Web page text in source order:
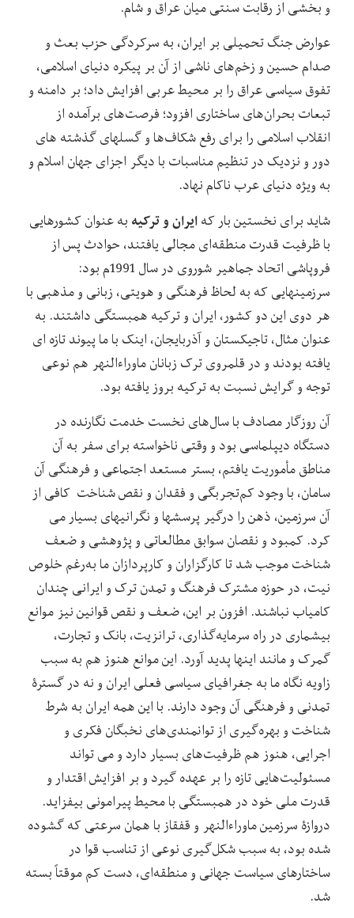
و بخشی از رقابت سنتی میان عراق و شام.
عوارض جنگ تحمیلی بر ایران، به سرکردگی حزب بعث و
صدام حسین و زخم‌های ناشی از آن بر پیکره دنیای اسلامی،
تفوق سیاسی عراق را بر محیط عربی افزایش داد؛ بر دامنه و
تبعات بحران‌های ساختاری افزود؛ فرصت‌های برآمده از
انقلاب اسلامی را برای رفع شکاف‌ها و گسل‏های گذشته‏ های
دور و نزدیک در تنظیم مناسبات با دیگر اجزای جهان اسلام و
به ویژه دنیای عرب ناکام نهاد.
شاید برای نخستین بار کهایران و ترکیه به عنوان کشورهایی
با ظرفیت قدرت منطقه‌ای مجالی یافتند، حوادث پس از
فروپاشی اتحاد جماهیر شوروی در سال 1991م بود:
سرزمین‏هایی که به لحاظ فرهنگی و هویتی، زبانی و مذهبی با
هر دوی این دو کشور، ایران و ترکیه همبستگی داشتند. به
عنوان مثال، تاجیکستان و آذربایجان، اینک با ما پیوند تازه ‏ای
یافته بودند و در قلمروی ترک‏ زبانان ماوراءالنهر هم نوعی
توجه و گرایش نسبت به ترکیه بروز یافته بود.
آن روزگار مصادف با سال‌های نخست خدمت نگارنده در
دستگاه دیپلماسی بود و وقتی ناخواسته برای سفر به آن
مناطق مأموریت یافتم، بستر مستعد اجتماعی و فرهنگی آن
سامان، با وجود کم‌تجربگی و فقدان و نقص شناخت کافی از
آن سرزمین، ذهن را درگیر پرسش‏ها و نگرانی‏های بسیار می
کرد. کمبود و نقصان سوابق مطالعاتی و پژوهشی و ضعف
شناخت موجب شد تا کارگزاران و کارپردازان ما به‌رغم خلوص
نیت، در حوزه مشترک فرهنگ و تمدن ترک و ایرانی چندان
کامیاب نباشند. افزون بر این، ضعف و نقص قوانین نیز موانع
بیشماری در راه سرمایه‌گذاری، ترانزیت، بانک و تجارت،
گمرک و مانند اینها پدید آورد. این موانع هنوز هم به سبب
زاویه نگاه ما به جغرافیای سیاسی فعلی ایران و نه در گسترۀ
تمدنی و فرهنگی آن وجود دارند. با این همه ایران به شرط
شناخت و بهره‌گیری از توانمندی‌های نخبگان فکری و
اجرایی، هنوز هم ظرفیت‌های بسیار دارد و می تواند
مسئولیت‌هایی تازه را بر عهده گیرد و بر افزایش اقتدار و
قدرت ملی خود در همبستگی با محیط پیرامونی بیفزاید.
دروازۀ سرزمین ماوراءالنهر و قفقاز با همان سرعتی که گشوده
شده بود، به سبب شکل‌گیری نوعی از تناسب قوا در
ساختارهای سیاست جهانی و منطقه‌‌ای، دست کم موقتاً بسته
شد.